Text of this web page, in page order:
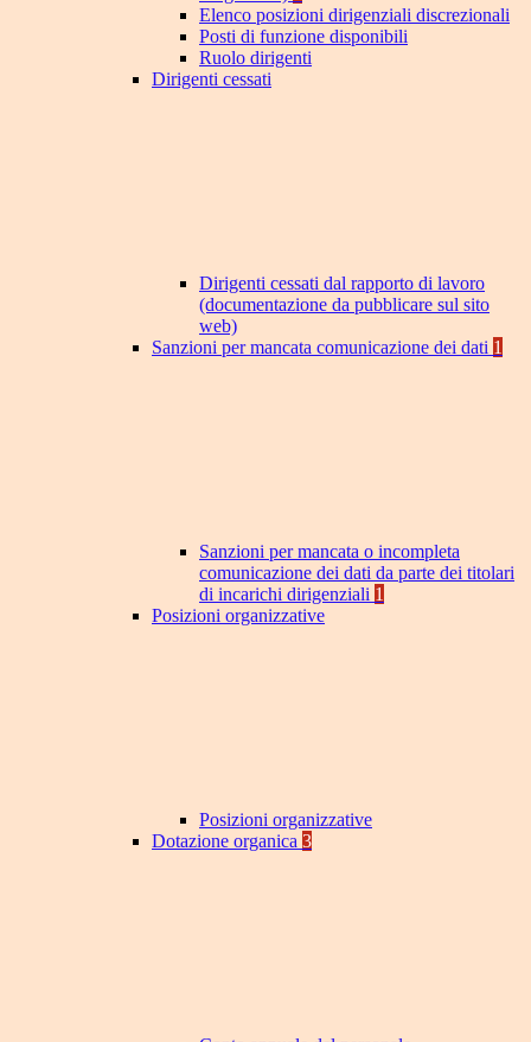
Elenco posizioni dirigenziali discrezionali
Posti di funzione disponibili
Ruolo dirigenti
Dirigenti cessati
Dirigenti cessati dal rapporto di lavoro
(documentazione da pubblicare sul sito
web)
Sanzioni per mancata comunicazione dei dati 1
Sanzioni per mancata o incompleta
comunicazione dei dati da parte dei titolari
di incarichi dirigenziali 1
Posizioni organizzative
Posizioni organizzative
Dotazione organica 3